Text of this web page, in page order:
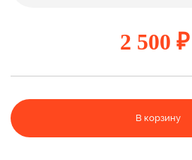
2 500 ₽
В корзину